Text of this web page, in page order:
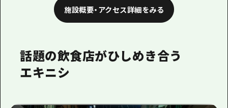
施設概要・アクセス詳細をみる
話題の飲食店がひしめき合う
エキニシ